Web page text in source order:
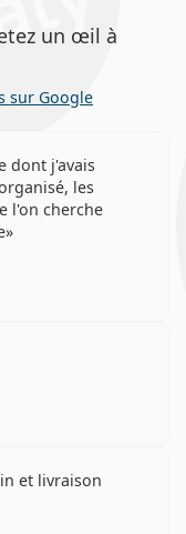
un œil à
sur Google
dont j'avais
les
l'on cherche
et livraison